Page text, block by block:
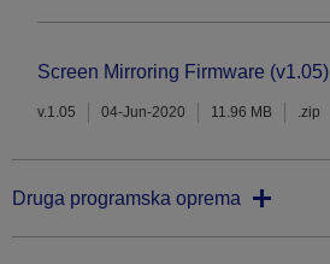
Screen Mirroring Firmware (v1.05)
v.1.05 04-Jun-2020 11.96 MB .zip
Druga programska oprema